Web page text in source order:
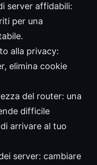
server affidabili:
per una
alla privacy:
elimina cookie
del router: una
difficile
arrivare al tuo
server: cambiare